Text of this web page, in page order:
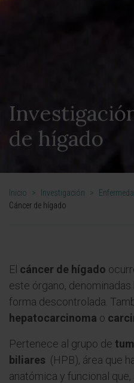
de hígado
Inicio > Investigación >
Cáncer de hígado
El cáncer de hígado
este órgano,
forma descontrolada.
hepatocarcinoma o
Pertenece al grupo de
biliares (HPB), área que
anatómica y funcional